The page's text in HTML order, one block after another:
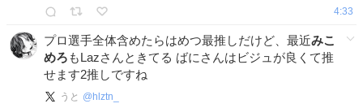
4:33
プロ選手全体含めたらはめつ最推しだけど、最近みこ
めろ もLazさんときてる ばにさんはビジュが良くて推
せます2推しですね
うと @ hlztn_